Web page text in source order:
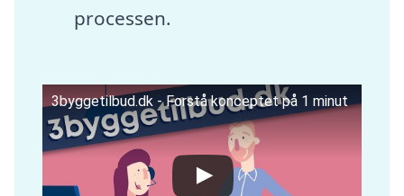
processen.
3byggetilbud.dk - Forstå konceptet på 1 minut